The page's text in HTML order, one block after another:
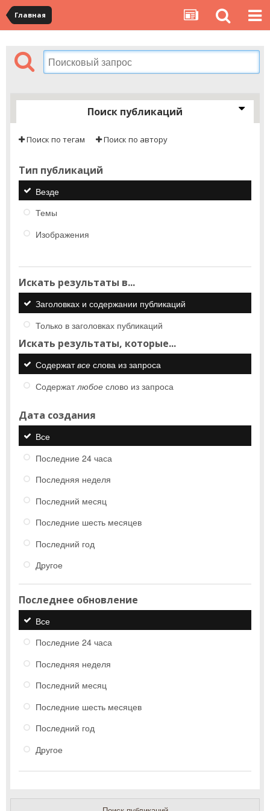
Главная
Поиск публикаций
Поиск по тегам Поиск по автору
Тип публикаций
Везде
Темы
Изображения
Искать результаты в...
Заголовках и содержании публикаций
Только в заголовках публикаций
Искать результаты, которые...
Содержатвсе слова из запроса
Содержатлюбое слово из запроса
Дата создания
Все
Последние 24 часа
Последняя неделя
Последний месяц
Последние шесть месяцев
Последний год
Другое
Последнее обновление
Все
Последние 24 часа
Последняя неделя
Последний месяц
Последние шесть месяцев
Последний год
Другое